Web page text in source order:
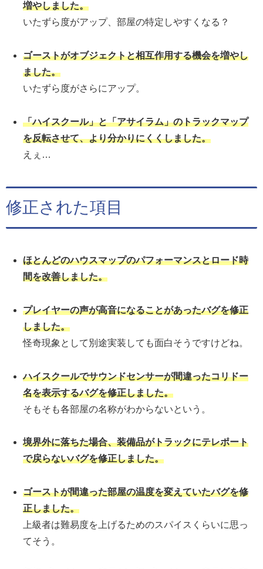
増やしました。
いたずら度がアップ、部屋の特定しやすくなる？
ゴーストがオブジェクトと相互作用する機会を増やし
ました。
いたずら度がさらにアップ。
「ハイスクール」と「アサイラム」のトラックマップ
を反転させて、より分かりにくくしました。
えぇ…
修正された項目
ほとんどのハウスマップのパフォーマンスとロード時
間を改善しました。
プレイヤーの声が高音になることがあったバグを修正
しました。
怪奇現象として別途実装しても面白そうですけどね。
ハイスクールでサウンドセンサーが間違ったコリドー
名を表示するバグを修正しました。
そもそも各部屋の名称がわからないという。
境界外に落ちた場合、装備品がトラックにテレポート
で戻らないバグを修正しました。
ゴーストが間違った部屋の温度を変えていたバグを修
正しました。
上級者は難易度を上げるためのスパイスくらいに思っ
てそう。